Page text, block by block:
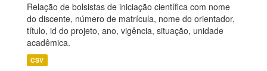
Relação de bolsistas de iniciação científica com nome
do discente, número de matrícula, nome do orientador,
título, id do projeto, ano, vigência, situação, unidade
acadêmica.
CSV